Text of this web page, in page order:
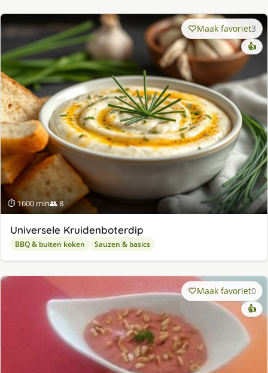
⏱ 1600 min👥 8
Maak favoriet3
👍
Universele Kruidenboterdip
BBQ & buiten koken Sauzen & basics
Maak favoriet0
👍